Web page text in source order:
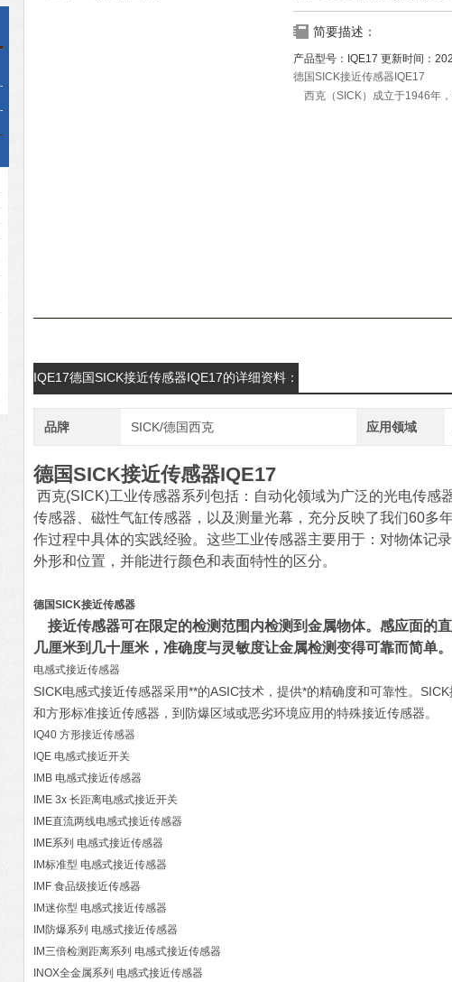
简要描述：
产品型号： IQE17 更新时间：
德国SICK接近传感器IQE17
西克（SICK）成立于1946年
IQE17德国SICK接近传感器IQE17的详细资料：
品牌 SICK/德国西克 应用领域
德国SICK接近传感器IQE17
西克(SICK)工业传感器系列包括：自动化领域为广泛的光电传感
传感器、磁性气缸传感器，以及测量光幕，充分反映了我们60多
作过程中具体的实践经验。这些工业传感器主要用于：对物体记
外形和位置，并能进行颜色和表面特性的区分。
德国SICK接近传感器
接近传感器可在限定的检测范围内检测到金属物体。感应面的
几厘米到几十厘米，准确度与灵敏度让金属检测变得可靠而简单。
电感式接近传感器
SICK电感式接近传感器采用**的ASIC技术，提供*的精确度和可靠性。
和方形标准接近传感器，到防爆区域或恶劣环境应用的特殊接近传感器。
IQ40 方形接近传感器
IQE 电感式接近开关
IMB 电感式接近传感器
IME 3x 长距离电感式接近开关
IME直流两线电感式接近传感器
IME系列 电感式接近传感器
IM标准型 电感式接近传感器
IMF 食品级接近传感器
IM迷你型 电感式接近传感器
IM防爆系列 电感式接近传感器
IM三倍检测距离系列 电感式接近传感器
INOX全金属系列 电感式接近传感器